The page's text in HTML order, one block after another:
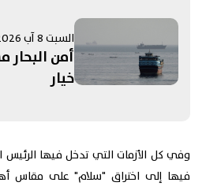
السبت 8 آب 2026
أمن البحار
خيار
وفي كل الأزمات التي تدخل فيها الرئيس
فيها إلى اختراق "سلام" على مقاس